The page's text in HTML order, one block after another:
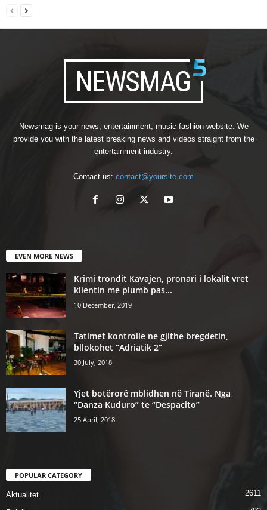
Newsmag is your news, entertainment, music fashion website. We
provide you with the latest breaking news and videos straight from the
entertainment industry.
Contact us: contact@yoursite.com
EVEN MORE NEWS
Krimi trondit Kavajen, pronari i lokalit vret
klientin me plumb pas...
10 December, 2019
Tatimet kontrolle ne gjithe bregdetin,
bllokohet “Adriatik 2”
30 July, 2018
Yjet botërorë mblidhen në Tiranë. Nga
“Danza Kuduro” te “Despacito”
25 April, 2018
POPULAR CATEGORY
Aktualitet 2611